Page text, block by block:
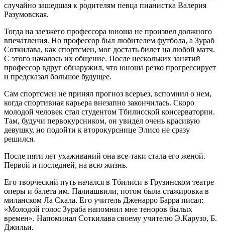
случайно зашедшая к родителям певца пианистка Валерия
Разумовская.
Тогда на заезжего профессора юноша не произвел должного
впечатления. Но профессор был любителем футбола, а Зураб
Соткилава, как спортсмен, мог достать билет на любой матч.
С этого началось их общение. После нескольких занятий
профессор вдруг обнаружил, что юноша резко прогрессирует
и предсказал большое будущее.
Сам спортсмен не принял прогноз всерьез, вспомнил о нем,
когда спортивная карьера внезапно закончилась. Скоро
молодой человек стал студентом Тбилисской консерватории.
Там, будучи первокурсником, он увидел очень красивую
девушку, но подойти к второкурснице Элисо не сразу
решился.
После пяти лет ухаживаний она все-таки стала его женой.
Первой и последней, на всю жизнь.
Его творческий путь начался в Тбилиси в Грузинском театре
оперы и балета им. Палиашвили, потом была стажировка в
миланском Ла Скала. Его учитель Дженарро Барра писал:
«Молодой голос Зураба напомнил мне теноров былых
времен». Напоминал Соткилава своему учителю Э.Карузо, Б.
Джильи.